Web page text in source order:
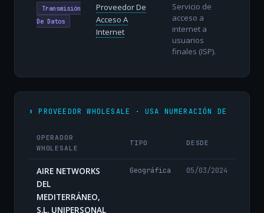
Transmisión
De Datos
Proveedor De
Acceso A
Internet
Servicio de
acceso a
internet a
usuarios
finales (ISP).
⬆️ PROVEEDOR WHOLESALE · USA NUMERACIÓN DE
OPERADOR
WHOLESALE
TIPO DESDE
AIRE NETWORKS
DEL
MEDITERRÁNEO,
S.L. UNIPERSONAL
Geográfica 05/03/2024